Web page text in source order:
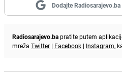
Dodajte
Radiosarajevo.bapratite putem
mreža Twitter | Facebook | Instagram,